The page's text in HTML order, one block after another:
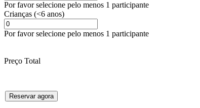
Por favor selecione pelo menos 1 participante
Crianças (<6 anos)
Por favor selecione pelo menos 1 participante
Preço Total
Reservar agora